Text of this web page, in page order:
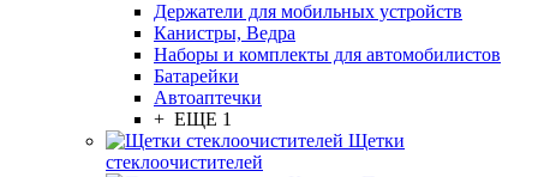
Держатели для мобильных устройств
Канистры, Ведра
Наборы и комплекты для автомобилистов
Батарейки
Автоаптечки
+ ЕЩЕ 1
Щетки
стеклоочистителей